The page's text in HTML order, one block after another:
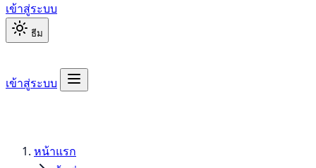
เข้าสู่ระบบ
ธีม
เข้าสู่ระบบ
หน้าแรก